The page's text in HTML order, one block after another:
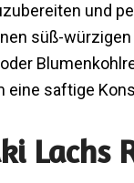
und
süß-
eine saftige
Lachs